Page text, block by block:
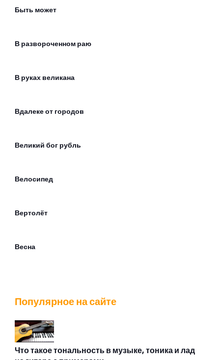
Быть может
В развороченном раю
В руках великана
Вдалеке от городов
Великий бог рубль
Велосипед
Вертолёт
Весна
Взгляд туманный пьёт нирвану
Популярное на сайте
Что такое тональность в музыке, тоника и лад